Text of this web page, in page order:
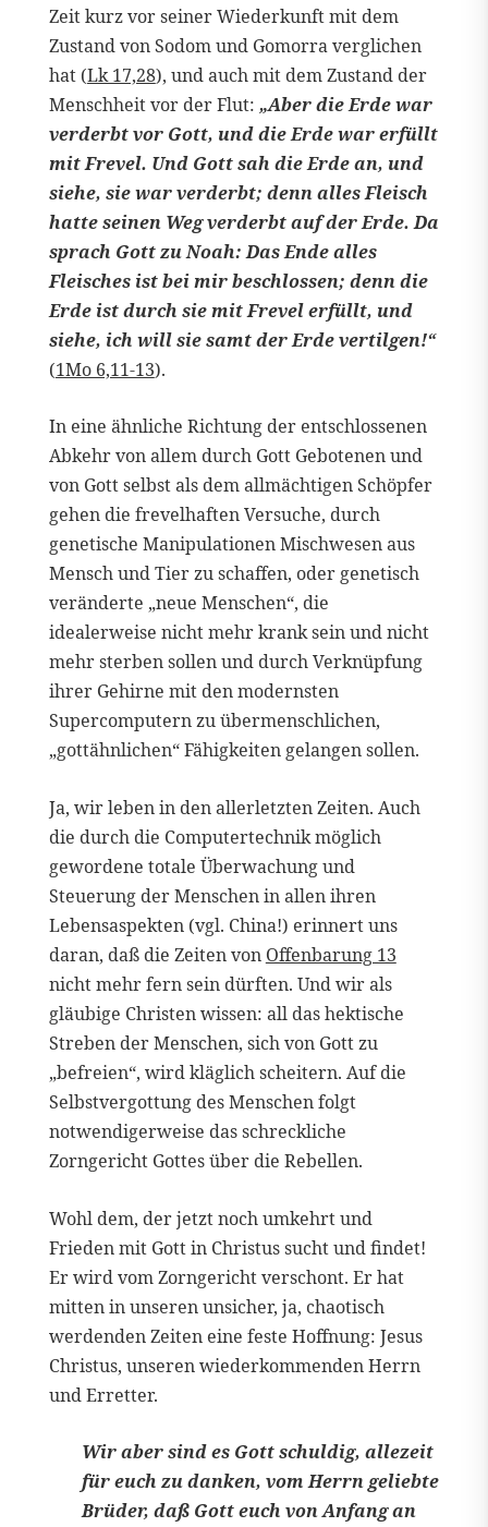
Zeit kurz vor seiner Wiederkunft mit dem
Zustand von Sodom und Gomorra verglichen
hat (Lk 17,28), und auch mit dem Zustand der
Menschheit vor der Flut: „Aber die Erde war
verderbt vor Gott, und die Erde war erfüllt
mit Frevel. Und Gott sah die Erde an, und
siehe, sie war verderbt; denn alles Fleisch
hatte seinen Weg verderbt auf der Erde. Da
sprach Gott zu Noah: Das Ende alles
Fleisches ist bei mir beschlossen; denn die
Erde ist durch sie mit Frevel erfüllt, und
siehe, ich will sie samt der Erde vertilgen!“
(1Mo 6,11-13).
In eine ähnliche Richtung der entschlossenen
Abkehr von allem durch Gott Gebotenen und
von Gott selbst als dem allmächtigen Schöpfer
gehen die frevelhaften Versuche, durch
genetische Manipulationen Mischwesen aus
Mensch und Tier zu schaffen, oder genetisch
veränderte „neue Menschen“, die
idealerweise nicht mehr krank sein und nicht
mehr sterben sollen und durch Verknüpfung
ihrer Gehirne mit den modernsten
Supercomputern zu übermenschlichen,
„gottähnlichen“ Fähigkeiten gelangen sollen.
Ja, wir leben in den allerletzten Zeiten. Auch
die durch die Computertechnik möglich
gewordene totale Überwachung und
Steuerung der Menschen in allen ihren
Lebensaspekten (vgl. China!) erinnert uns
daran, daß die Zeiten von Offenbarung 13
nicht mehr fern sein dürften. Und wir als
gläubige Christen wissen: all das hektische
Streben der Menschen, sich von Gott zu
„befreien“, wird kläglich scheitern. Auf die
Selbstvergottung des Menschen folgt
notwendigerweise das schreckliche
Zorngericht Gottes über die Rebellen.
Wohl dem, der jetzt noch umkehrt und
Frieden mit Gott in Christus sucht und findet!
Er wird vom Zorngericht verschont. Er hat
mitten in unseren unsicher, ja, chaotisch
werdenden Zeiten eine feste Hoffnung: Jesus
Christus, unseren wiederkommenden Herrn
und Erretter.
Wir aber sind es Gott schuldig, allezeit
für euch zu danken, vom Herrn geliebte
Brüder, daß Gott euch von Anfang an